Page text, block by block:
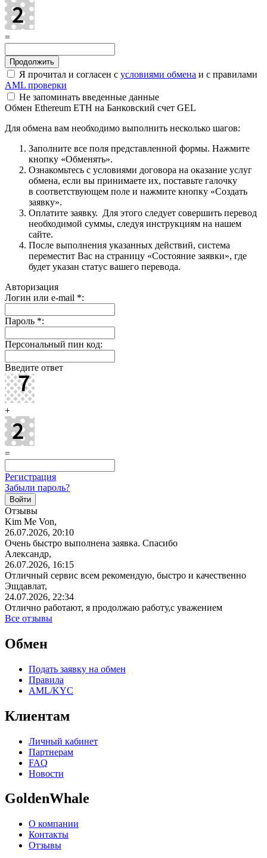
=
Я прочитал и согласен с условиями обмена и с правилами
AML проверки
Не запоминать введенные данные
Обмен Ethereum ETH на Банковский счет GEL
Для обмена вам необходимо выполнить несколько шагов:
Заполните все поля представленной формы. Нажмите
кнопку «Обменять».
Ознакомьтесь с условиями договора на оказание услуг
обмена, если вы принимаете их, поставьте галочку
в соответствующем поле и нажмите кнопку «Создать
заявку».
Оплатите заявку. Для этого следует совершить перевод
необходимой суммы, следуя инструкциям на нашем
сайте.
После выполнения указанных действий, система
переместит Вас на страницу «Состояние заявки», где
будет указан статус вашего перевода.
Авторизация
Логин или e-mail *:
Пароль *:
Персональный пин код:
Введите ответ
+
=
Регистрация
Забыли пароль?
Отзывы
Kim Me Von,
26.07.2026, 20:10
Очень быстро выполнена заявка. Спасибо
Александр,
26.07.2026, 16:15
Отличный сервис всем рекомендую, быстро и качественно
Эшдавлат,
24.07.2026, 22:34
Отлично работают, я продолжаю работу,с уважением
Все отзывы
Обмен
Подать заявку на обмен
Правила
AML/KYC
Клиентам
Личный кабинет
Партнерам
FAQ
Новости
GoldenWhale
О компании
Контакты
Отзывы